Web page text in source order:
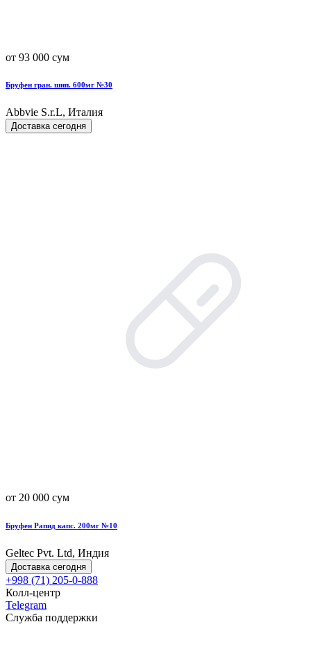
от 93 000 сум
Бруфен гран. шип. 600мг №30
Abbvie S.r.L, Италия
Доставка сегодня
от 20 000 сум
Бруфен Рапид капс. 200мг №10
Geltec Pvt. Ltd, Индия
Доставка сегодня
+998 (71) 205-0-888
Колл-центр
Telegram
Служба поддержки